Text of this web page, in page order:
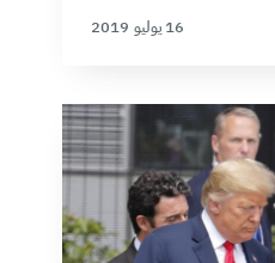
16 يوليو 2019